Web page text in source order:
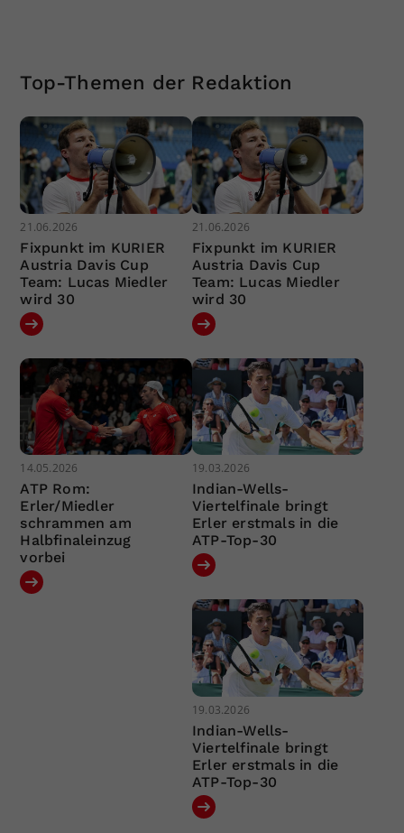
Top-Themen der Redaktion
21.06.2026
Fixpunkt im KURIER
Austria Davis Cup
Team: Lucas Miedler
wird 30
21.06.2026
Fixpunkt im KURIER
Austria Davis Cup
Team: Lucas Miedler
wird 30
14.05.2026
ATP Rom:
Erler/Miedler
schrammen am
Halbfinaleinzug
vorbei
19.03.2026
Indian-Wells-
Viertelfinale bringt
Erler erstmals in die
ATP-Top-30
19.03.2026
Indian-Wells-
Viertelfinale bringt
Erler erstmals in die
ATP-Top-30